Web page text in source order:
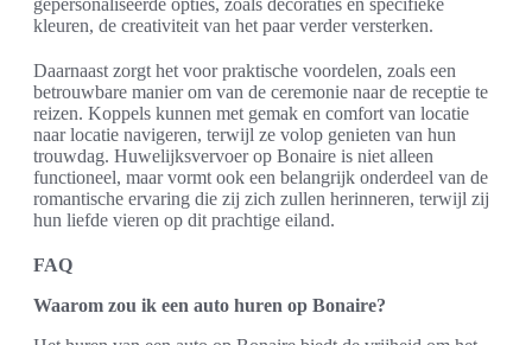
kleuren, de creativiteit van het paar verder versterken.
Daarnaast zorgt het voor praktische voordelen, zoals een
betrouwbare manier om van de ceremonie naar de receptie te
reizen. Koppels kunnen met gemak en comfort van locatie
naar locatie navigeren, terwijl ze volop genieten van hun
trouwdag. Huwelijksvervoer op Bonaire is niet alleen
functioneel, maar vormt ook een belangrijk onderdeel van de
romantische ervaring die zij zich zullen herinneren, terwijl zij
hun liefde vieren op dit prachtige eiland.
FAQ
Waarom zou ik een auto huren op Bonaire?